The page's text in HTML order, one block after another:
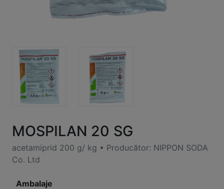
MOSPILAN 20 SG
acetamiprid 200 g/ kg • Producător: NIPPON SODA
Co. Ltd
Ambalaje